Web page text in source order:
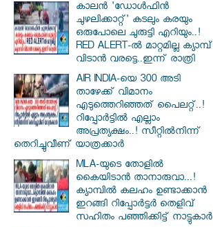
കാലൻ 'ഡോൾഫിൻ
ചുഴലിക്കാറ്റ്' കടലും കരയും
ഒരുപോലെ ചുരുട്ടി എറിയും..!
RED ALERT-ൽ മാറ്റമില്ല ക്യാമ്പ്
വിടാൻ വരട്ടെ..ഇന്ന് രാത്രി
AIR INDIA-യെ 300 അടി
താഴേക്ക് വിമാനം
എടുത്തെറിഞ്ഞത് പൈലറ്റ്..!
റിപ്പോർട്ടിൽ എല്ലാം
അപ്രത്യക്ഷം..! സീറ്റിൽനിന്ന്
തെറിച്ചുവീണ് യാത്രക്കാർ
MLA-യുടെ തോളിൽ
കൈയിടാൻ താനാരുവാ...!
ക്യാമ്പിൽ കലഹം ഉണ്ടാക്കാൻ
ഇറങ്ങി റിപ്പോർട്ടർ തെളിവ്
സഹിതം പഞ്ഞിക്കിട്ട് നാട്ടുകാർ